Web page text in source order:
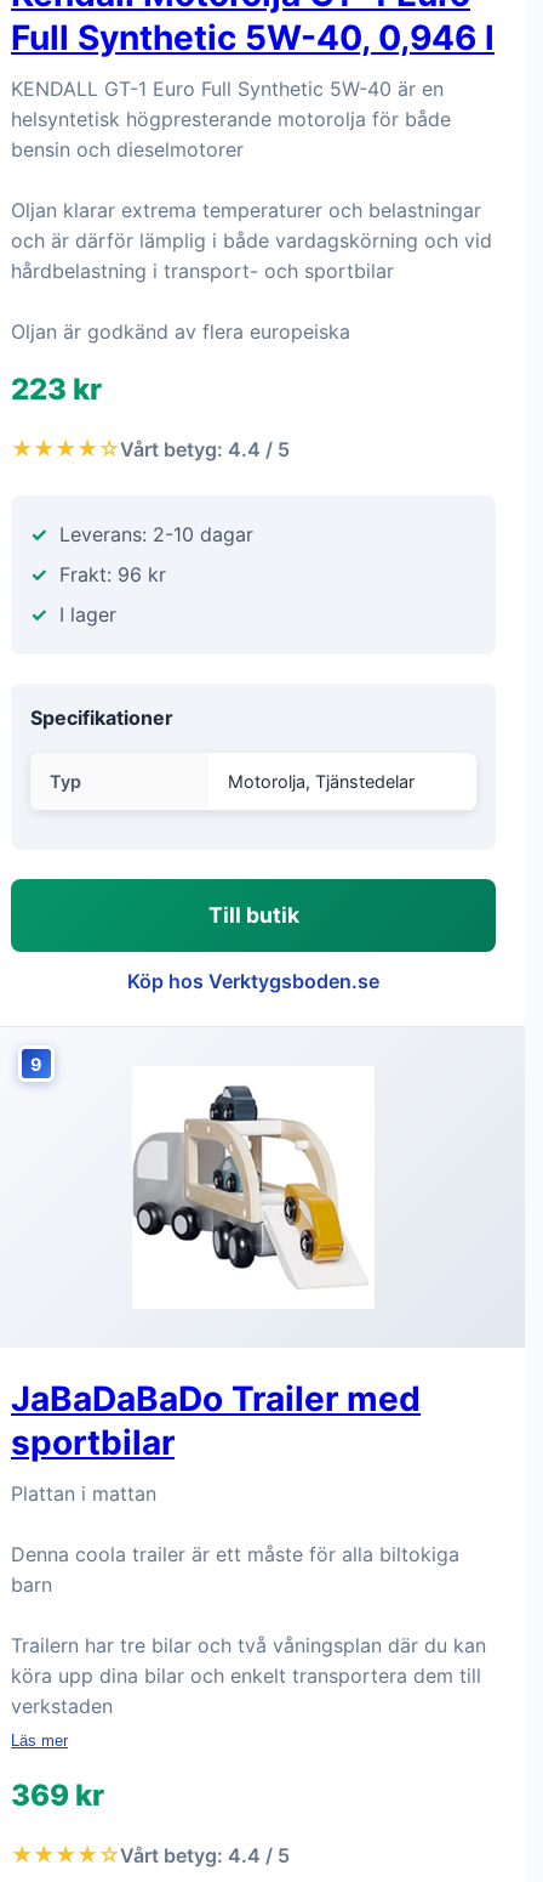
Full Synthetic 5W-40, 0,946 l
KENDALL GT-1 Euro Full Synthetic 5W-40 är en
helsyntetisk högpresterande motorolja för både
bensin och dieselmotorer
Oljan klarar extrema temperaturer och belastningar
och är därför lämplig i både vardagskörning och vid
hårdbelastning i transport- och sportbilar
Oljan är godkänd av flera europeiska
223 kr
★★★★☆Vårt betyg: 4.4 / 5
Leverans: 2-10 dagar
Frakt: 96 kr
I lager
Specifikationer
Typ Motorolja, Tjänstedelar
Till butik
Köp hos Verktygsboden.se
9
JaBaDaBaDo Trailer med
sportbilar
Plattan i mattan
Denna coola trailer är ett måste för alla biltokiga
barn
Trailern har tre bilar och två våningsplan där du kan
köra upp dina bilar och enkelt transportera dem till
verkstaden
Läs mer
369 kr
★★★★☆Vårt betyg: 4.4 / 5